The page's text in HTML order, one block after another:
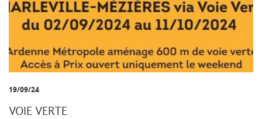
19/09/24
VOIE VERTE